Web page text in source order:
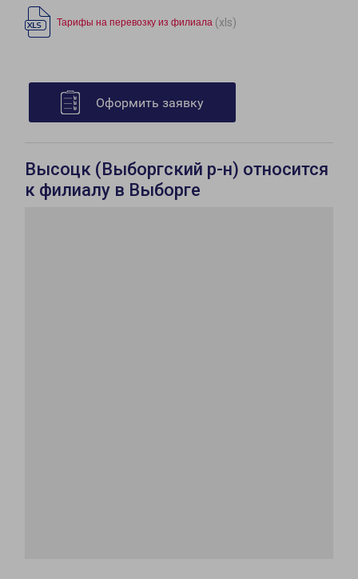
Тарифы на перевозку из филиала (xls)
Оформить заявку
Высоцк (Выборгский р-н) относится
к филиалу в Выборге